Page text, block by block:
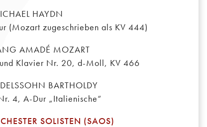
HAYDN
(Mozart zugeschrieben als KV 444)
AMADÉ MOZART
Klavier Nr. 20, d-Moll, KV 466
BARTHOLDY
4, A-Dur „Italienische“
SOLISTEN (SAOS)